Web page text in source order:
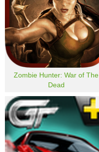
Zombie Hunter: War of The
Dead